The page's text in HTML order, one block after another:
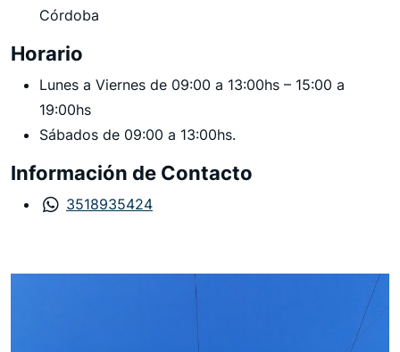
Córdoba
Horario
Lunes a Viernes de 09:00 a 13:00hs – 15:00 a
19:00hs
Sábados de 09:00 a 13:00hs.
Información de Contacto
3518935424